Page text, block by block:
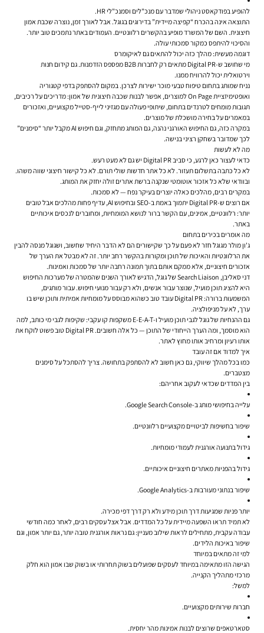
להופיע בפודקאסט ניהולי שמדבר עם מנכ"לים וסמנכ"לי HR.
התוצאה אינה בהכרח “קפיצה מיידית” בדירוגים בגוגל. אבל לאורך זמן, נוצרה שכבת אמון
חיצונית. השם של המשרד מופיע בהקשרים רלוונטיים. העמודים באתר נתמכים טוב יותר.
והסיכוי להיתפס כמקור סמכותי עולה.
דוגמה מעשית: מהלך כזה יכול להתאים גם לאיקומרס
מי שחושב ש-Digital PR מתאים רק לחברות B2B מפספס הזדמנות. גם קידום חנות
וירטואלית יכול להרוויח ממנו.
נניח שמותג בתחום טיפוח טבעי מוכר ישירות לצרכן. במקום להסתפק בדפי קטגוריה
ואופטימיזציית On Page למוצרים, אפשר לבנות שכבה חיצונית של אמון: מדריכים על רכיבים,
תגובות מומחים לטרנדים בתחום, שיתופי פעולה עם מגזיני לייף-סטייל מקצועיים, ואזכורים
במאמרים על בחירה מושכלת של מוצרים.
במקרה כזה, גם החיפוש האורגני נהנה, גם המותג מתחזק, וגם חיפוש AI מקבל יותר “סימנים”
לכך שמדובר בשחקן רציני בנישה.
מה לא לעשות
כדאי לעצור כאן לרגע, כי סביב Digital PR יש גם לא מעט רעש.
לא כל כתבה בתשלום תעזור. לא כל אתר חדשות שולי תורם. לא כל קישור חיצוני שווה משהו.
ובוודאי שלא כל אזכור אוטומטי שנקנה ברשת אתרים זולה יחזק את המותג.
במקרים רבים, מהלכים כאלה יוצרים בעיקר נפח — לא סמכות.
אם רוצים ש-Digital PR יתמוך באמת ב-SEO ובחיפוש AI, עדיף פחות מהלכים אבל טובים
יותר: רלוונטיים, אמינים, עם הקשר ברור לנושא המומחיות, ומחוברים לנכסים איכותיים
באתר.
מה אומרים בכירים בתחום
ג'ון מולר מגוגל חזר לא פעם על כך שקישורים הם לא הדבר היחיד שחשוב, ושגוגל מנסה להבין
את הרלוונטיות והאיכות של תוכן ומקורות בהקשר רחב יותר. זה לא מבטל את הערך של
אזכורים חיצוניים, אלא ממקם אותם בתוך תמונה רחבה יותר של סמכות ואמינות.
דני סאליבן, Search Liaison של גוגל, הדגיש לאורך השנים שהמטרה של מערכות החיפוש
היא להציג תוכן מועיל, שנוצר עבור אנשים, ולא רק עבור מנועי חיפוש. עבור מותגים,
המשמעות ברורה: Digital PR עובד טוב כשהוא מבוסס על מומחיות אמיתית ותוכן שיש בו
ערך, לא על מניפולציה.
גם ההנחיות של גוגל לגבי תוכן מועיל ו-E-E-A-T משקפות קו עקבי: שקיפות לגבי מי כותב, למה
הוא מוסמך, ומה הערך הייחודי של התוכן — כל אלה חשובים. Digital PR טוב פשוט לוקח את
אותו רעיון ומרחיב אותו מחוץ לאתר.
איך למדוד אם זה עובד
כמו בכל מהלך שיווקי, גם כאן חשוב לא להסתפק בתחושה. צריך להסתכל על סימנים
מצטברים.
בין המדדים שכדאי לעקוב אחריהם:
עלייה בחיפושי מותג ב-Google Search Console.
שיפור בחשיפות לביטויים מקצועיים רלוונטיים.
גידול בתנועה אורגנית לעמודי מומחיות.
גידול בהפניות מאתרים חיצוניים איכותיים.
שיפור בנתוני מעורבות ב-Google Analytics.
יותר פניות שמגיעות דרך תוכן מידע ולא רק דרך דפי מכירה.
לא תמיד תראו השפעה מיידית על כל המדדים. אבל אצל עסקים רבים, לאחר כמה חודשי
עבודה עקבית, מתחילים לראות שילוב מעניין: גם נראות אורגנית טובה יותר, גם יותר אמון, וגם
שיפור באיכות הלידים.
למי זה מתאים במיוחד
הגישה הזו מתאימה במיוחד לעסקים שפועלים בשוק תחרותי או בשוק שבו אמון הוא חלק
מרכזי מתהליך הקנייה.
למשל:
חברות שירותים מקצועיים.
סטארטאפים שרוצים לבנות אמינות מהר יחסית.